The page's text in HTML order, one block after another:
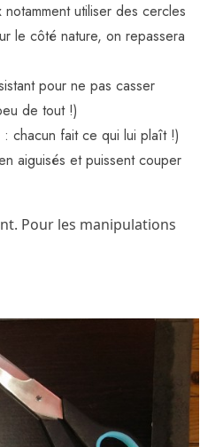
utiliser des cercles
le côté nature, on repassera
pour ne pas casser
de tout !)
chacun fait ce qui lui plaît !)
aiguisés et puissent couper
Pour les manipulations